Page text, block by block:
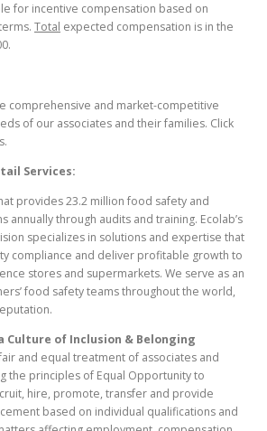
for incentive compensation based on
Total expected compensation is in the
comprehensive and market-competitive
of our associates and their families. Click
Services:
provides 23.2 million food safety and
annually through audits and training. Ecolab’s
specializes in solutions and expertise that
compliance and deliver profitable growth to
stores and supermarkets. We serve as an
food safety teams throughout the world,
Culture of Inclusion & Belonging
and equal treatment of associates and
the principles of Equal Opportunity to
hire, promote, transfer and provide
based on individual qualifications and